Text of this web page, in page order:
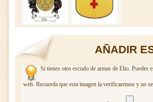
AÑADIR
Si tienes otro escudo de armas de Elio.
web. Recuerda que esta imagen la verificaremos y no